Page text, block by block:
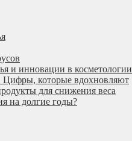
и инновации в косметологии
Цифры, которые вдохновляют
для снижения веса
на долгие годы?